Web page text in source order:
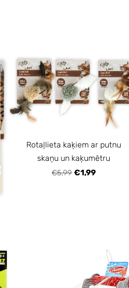
Rotaļlieta kaķiem ar putnu
skaņu un kaķumētru
€5,99 €1,99